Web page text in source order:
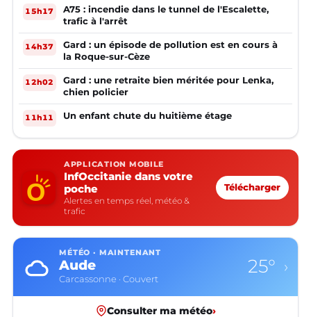
15h17
A75 : incendie dans le tunnel de l'Escalette,
trafic à l'arrêt
14h37
Gard : un épisode de pollution est en cours à
la Roque-sur-Cèze
12h02
Gard : une retraite bien méritée pour Lenka,
chien policier
11h11 Un enfant chute du huitième étage
APPLICATION MOBILE
InfOccitanie dans votre
poche
Alertes en temps réel, météo &
trafic
Télécharger
MÉTÉO · MAINTENANT
Aude
Carcassonne · Couvert
25° ›
Consulter ma météo›